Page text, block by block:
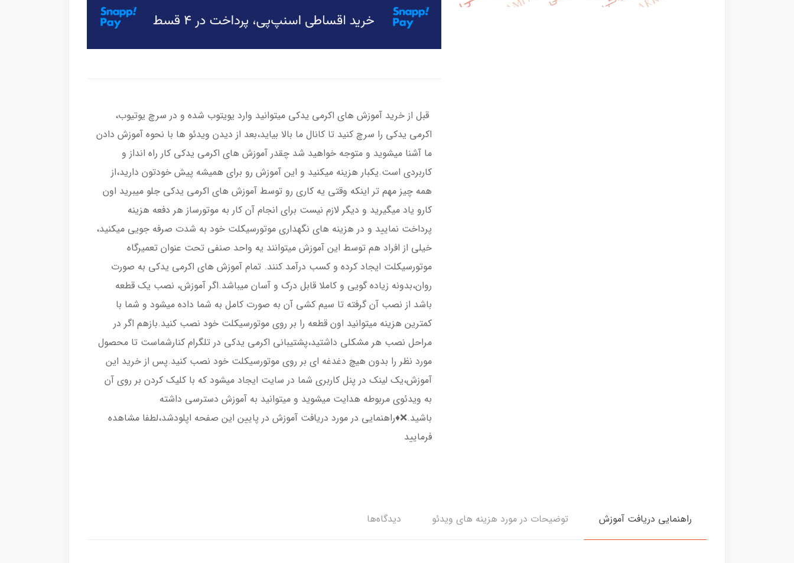
قبل از خرید آموزش های اکرمی یدکی میتوانید وارد یویتوب شده و در سرچ یوتیوب،
اکرمی یدکی را سرچ کنید تا کانال ما بالا بیاید،بعد از دیدن ویدئو ها با نحوه آموزش دادن
ما آشنا میشوید و متوجه خواهید شد چقدر آموزش های اکرمی یدکی کار راه انداز و
کاربردی است.یکبار هزینه میکنید و این آموزش رو برای همیشه پیش خودتون دارید،از
همه چیز مهم تر اینکه وقتی یه کاری رو توسط آموزش های اکرمی یدکی جلو میبرید اون
کارو یاد میگیرید و دیگر لازم نیست برای انجام آن کار به موتورساز هر دفعه هزینه
پرداخت نمایید و در هزینه های نگهداری موتورسیکلت خود به شدت صرفه جویی میکنید،
خیلی از افراد هم توسط این آموزش میتوانند یه واحد صنفی تحت عنوان تعمیرگاه
موتورسیکلت ایجاد کرده و کسب درآمد کنند. تمام آموزش های اکرمی یدکی به صورت
روان،بدونه زیاده گویی و کاملا قابل درک و آسان میباشد.اگر آموزش، نصب یک قطعه
باشد از نصب آن گرفته تا سیم کشی آن به صورت کامل به شما داده میشود و شما با
کمترین هزینه میتوانید اون قطعه را بر روی موتورسیکلت خود نصب کنید.بازهم اگر در
مراحل نصب هر مشکلی داشتید،پشتیبانی اکرمی یدکی در تلگرام کنارشماست تا محصول
مورد نظر را بدون هیچ دغدغه ای بر روی موتورسیکلت خود نصب کنید.پس از خرید این
آموزش،یک لینک در پنل کاربری شما در سایت ایجاد میشود که با کلیک کردن بر روی آن
به ویدئوی مربوطه هدایت میشوید و میتوانید به آموزش دسترسی داشته
باشید.❌♦️راهنمایی در مورد دریافت آموزش در پایین این صفحه اپلودشد،لطفا مشاهده
فرمایید
راهنمایی دریافت آموزش توضیحات در مورد هزینه های ویدئو دیدگاه‌ها